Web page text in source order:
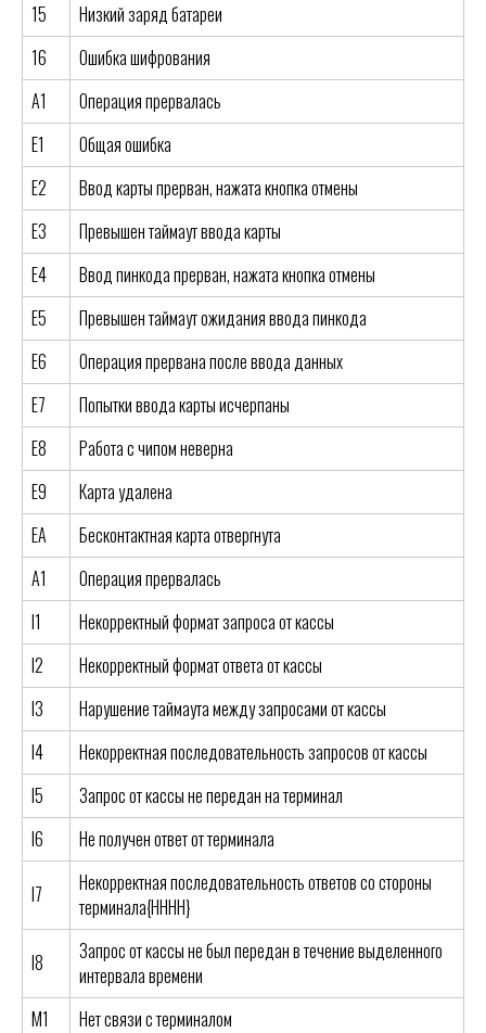
15
Низкий заряд батареи
16
Ошибка шифрования
A1
Операция прервалась
E1
Общая ошибка
E2
Ввод карты прерван, нажата кнопка отмены
E3
Превышен таймаут ввода карты
E4
Ввод пинкода прерван, нажата кнопка отмены
E5
Превышен таймаут ожидания ввода пинкода
E6
Операция прервана после ввода данных
E7
Попытки ввода карты исчерпаны
E8
Работа с чипом неверна
E9
Карта удалена
EA
Бесконтактная карта отвергнута
A1
Операция прервалась
I1
Некорректный формат запроса от кассы
I2
Некорректный формат ответа от кассы
I3
Нарушение таймаута между запросами от кассы
I4
Некорректная последовательность запросов от кассы
I5
Запрос от кассы не передан на терминал
I6
Не получен ответ от терминала
I7
Некорректная последовательность ответов со стороны
терминала{HHHH}
I8
Запрос от кассы не был передан в течение выделенного
интервала времени
M1
Нет связи с терминалом